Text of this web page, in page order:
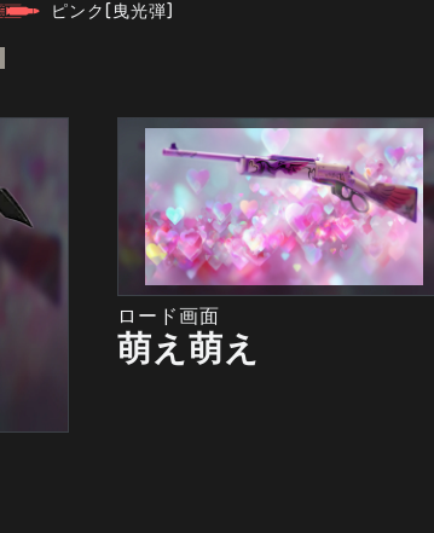
ピンク(曳光弾)
ロード画面
萌え萌え